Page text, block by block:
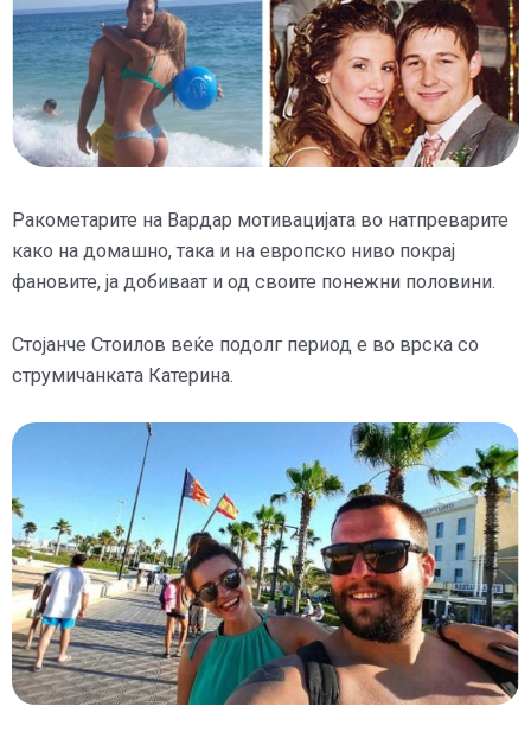
Ракометарите на Вардар мотивацијата во натпреварите
како на домашно, така и на европско ниво покрај
фановите, ја добиваат и од своите понежни половини.
Стојанче Стоилов веќе подолг период е во врска со
струмичанката Катерина.